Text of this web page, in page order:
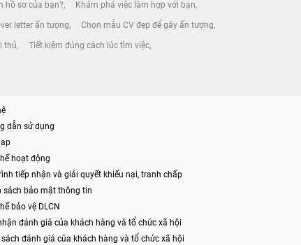
hồ sơ của bạn? Khám phá việc làm hợp với bạn
letter ấn tượng Chọn mẫu CV đẹp để gây ấn tượng
thủ Tiết kiệm đúng cách lúc tìm việc
dẫn sử dụng
hoạt động
tiếp nhận và giải quyết khiếu nại, tranh chấp
sách bảo mật thông tin
bảo vệ DLCN
đánh giá của khách hàng và tổ chức xã hội
sách đánh giá của khách hàng và tổ chức xã hội